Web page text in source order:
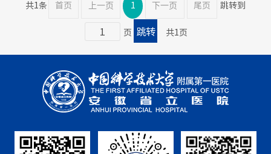
共1条 首页 上一页 1 下一页 尾页 跳转到
页 共1页